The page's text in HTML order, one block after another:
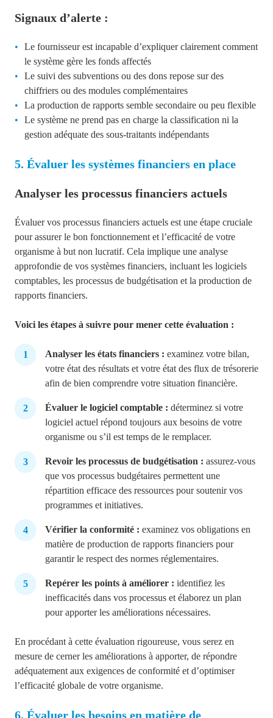
Signaux d’alerte :
Le fournisseur est incapable d’expliquer clairement comment
le système gère les fonds affectés
Le suivi des subventions ou des dons repose sur des
chiffriers ou des modules complémentaires
La production de rapports semble secondaire ou peu flexible
Le système ne prend pas en charge la classification ni la
gestion adéquate des sous-traitants indépendants
5. Évaluer les systèmes financiers en place
Analyser les processus financiers actuels
Évaluer vos processus financiers actuels est une étape cruciale
pour assurer le bon fonctionnement et l’efficacité de votre
organisme à but non lucratif. Cela implique une analyse
approfondie de vos systèmes financiers, incluant les logiciels
comptables, les processus de budgétisation et la production de
rapports financiers.
Voici les étapes à suivre pour mener cette évaluation :
Analyser les états financiers : examinez votre bilan,
votre état des résultats et votre état des flux de trésorerie
afin de bien comprendre votre situation financière.
Évaluer le logiciel comptable : déterminez si votre
logiciel actuel répond toujours aux besoins de votre
organisme ou s’il est temps de le remplacer.
Revoir les processus de budgétisation : assurez-vous
que vos processus budgétaires permettent une
répartition efficace des ressources pour soutenir vos
programmes et initiatives.
Vérifier la conformité : examinez vos obligations en
matière de production de rapports financiers pour
garantir le respect des normes réglementaires.
Repérer les points à améliorer : identifiez les
inefficacités dans vos processus et élaborez un plan
pour apporter les améliorations nécessaires.
En procédant à cette évaluation rigoureuse, vous serez en
mesure de cerner les améliorations à apporter, de répondre
adéquatement aux exigences de conformité et d’optimiser
l’efficacité globale de votre organisme.
6. Évaluer les besoins en matière de